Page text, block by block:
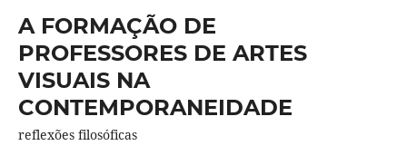
A FORMAÇÃO DE
PROFESSORES DE ARTES
VISUAIS NA
CONTEMPORANEIDADE
reflexões filosóficas